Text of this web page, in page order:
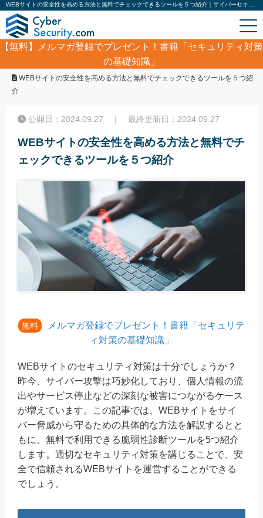
【無料】
メルマガ登録でプレゼント！書籍「セキュリティ対策
の基礎知識」
WEBサイトの安全性を高める方法と無料でチェックできるツールを５つ紹
介
公開日：2024.09.27 ｜ 最終更新日：2024.09.27
WEBサイトの安全性を高める方法と無料でチ
ェックできるツールを５つ紹介
無料
メルマガ登録でプレゼント！書籍「セキュリテ
ィ対策の基礎知識」
WEBサイトのセキュリティ対策は十分でしょうか？
昨今、サイバー攻撃は巧妙化しており、個人情報の流
出やサービス停止などの深刻な被害につながるケース
が増えています。この記事では、WEBサイトをサイ
バー脅威から守るための具体的な方法を解説するとと
もに、無料で利用できる脆弱性診断ツールを5つ紹介
します。適切なセキュリティ対策を講じることで、安
全で信頼されるWEBサイトを運営することができる
でしょう。